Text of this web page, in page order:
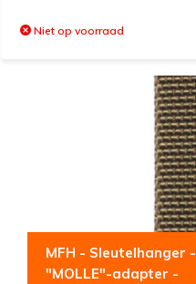
Niet op voorraad
MFH - Sleutelhanger -
"MOLLE"-adapter -